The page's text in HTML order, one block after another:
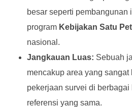
besar seperti pembangunan
program Kebijakan Satu
nasional.
Jangkauan Luas: Sebuah
mencakup area yang
pekerjaan survei di berbagai
referensi yang sama.